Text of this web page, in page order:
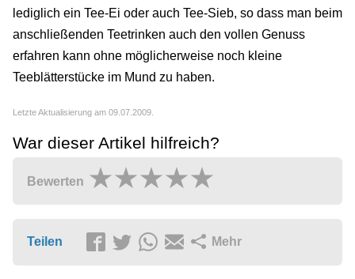
lediglich ein Tee-Ei oder auch Tee-Sieb, so dass man beim
anschließenden Teetrinken auch den vollen Genuss
erfahren kann ohne möglicherweise noch kleine
Teeblätterstücke im Mund zu haben.
Letzte Aktualisierung am 09.07.2009.
War dieser Artikel hilfreich?
Bewerten
Teilen Mehr